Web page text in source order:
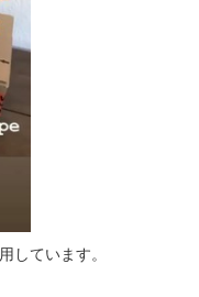
しています。